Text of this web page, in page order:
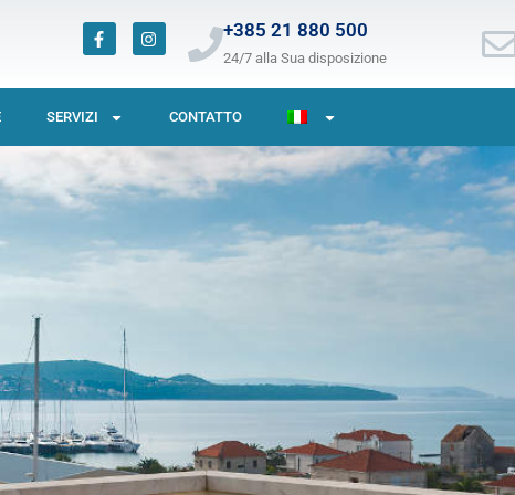
F
a
c
b
k
f
I
n
s
a
a
m
+385 21 880 500
24/7 alla Sua disposizione
SERVIZI CONTATTO